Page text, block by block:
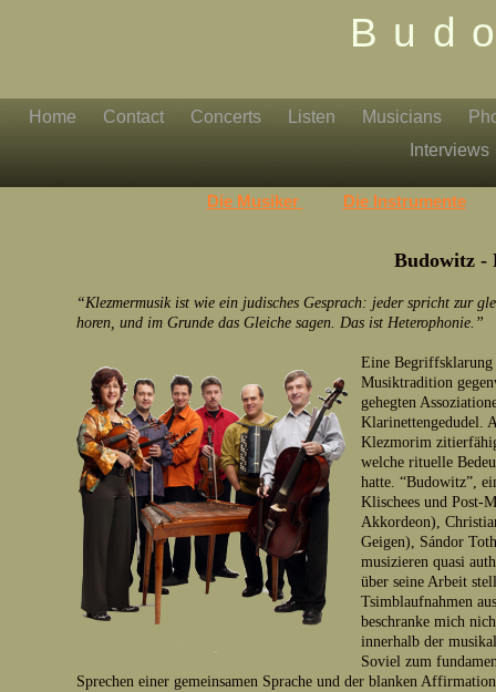
Home Contact Concerts Listen Musicians
Interviews
Budowitz -
“Klezmermusik ist wie ein judisches Gesprach: jeder spricht zur
horen, und im Grunde das Gleiche sagen. Das ist Heterophonie.”
Eine Begriffsklarung
Musiktradition
gehegten
Klarinettengedudel.
Klezmorim
welche rituelle
hatte. “Budowitz”,
Klischees und Post-
Akkordeon),
Geigen), Sándor
musizieren quasi
über seine Arbeit
Tsimblaufnahmen
beschranke mich
innerhalb der
Soviel zum
Sprechen einer gemeinsamen Sprache und der blanken
Die Musiker Die Instrumente